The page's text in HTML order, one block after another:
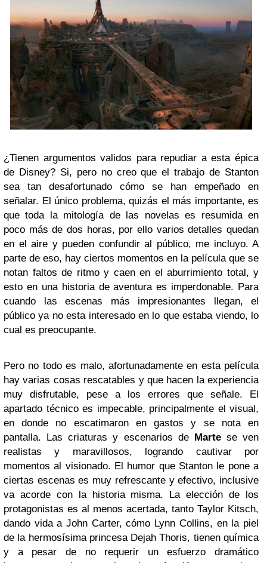
¿Tienen argumentos validos para repudiar a esta épica
de Disney? Si, pero no creo que el trabajo de Stanton
sea tan desafortunado cómo se han empeñado en
señalar. El único problema, quizás el más importante, es
que toda la mitología de las novelas es resumida en
poco más de dos horas, por ello varios detalles quedan
en el aire y pueden confundir al público, me incluyo. A
parte de eso, hay ciertos momentos en la película que se
notan faltos de ritmo y caen en el aburrimiento total, y
esto en una historia de aventura es imperdonable. Para
cuando las escenas más impresionantes llegan, el
público ya no esta interesado en lo que estaba viendo, lo
cual es preocupante.
Pero no todo es malo, afortunadamente en esta película
hay varias cosas rescatables y que hacen la experiencia
muy disfrutable, pese a los errores que señale. El
apartado técnico es impecable, principalmente el visual,
en donde no escatimaron en gastos y se nota en
pantalla. Las criaturas y escenarios de
Martese ven
realistas y maravillosos, logrando cautivar por
momentos al visionado. El humor que Stanton le pone a
ciertas escenas es muy refrescante y efectivo, inclusive
va acorde con la historia misma. La elección de los
protagonistas es al menos acertada, tanto Taylor Kitsch,
dando vida a John Carter, cómo Lynn Collins, en la piel
de la hermosísima princesa Dejah Thoris, tienen química
y a pesar de no requerir un esfuerzo dramático